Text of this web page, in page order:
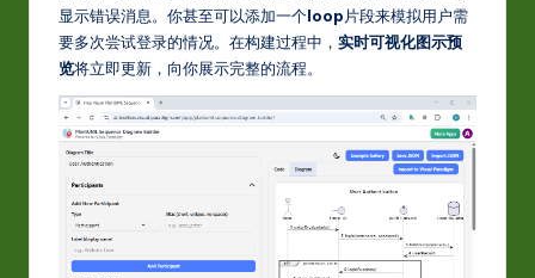
显示错误消息。你甚至可以添加一个loop片段来模拟用户需
要多次尝试登录的情况。在构建过程中， 实时可视化图示预
览将立即更新，向你展示完整的流程。